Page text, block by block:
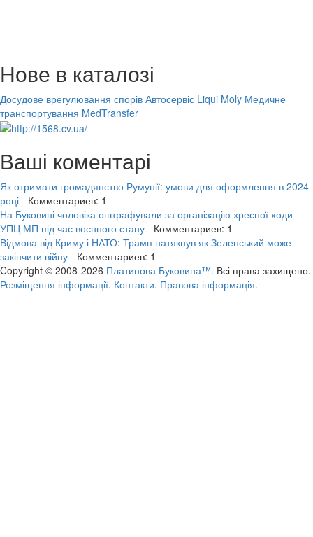
Нове в каталозі
Досудове врегулювання спорів Автосервіс Liqui Moly Медичне
транспортування MedTransfer
Ваші коментарі
Як отримати громадянство Румунії: умови для оформлення в 2024
році - Комментариев: 1
На Буковині чоловіка оштрафували за організацію хресної ходи
УПЦ МП під час воєнного стану - Комментариев: 1
Відмова від Криму і НАТО: Трамп натякнув як Зеленський може
закінчити війну - Комментариев: 1
Copyright © 2008-2026 Платинова Буковина™. Всі права захищено.
Розміщення інформації. Контакти. Правова інформація.